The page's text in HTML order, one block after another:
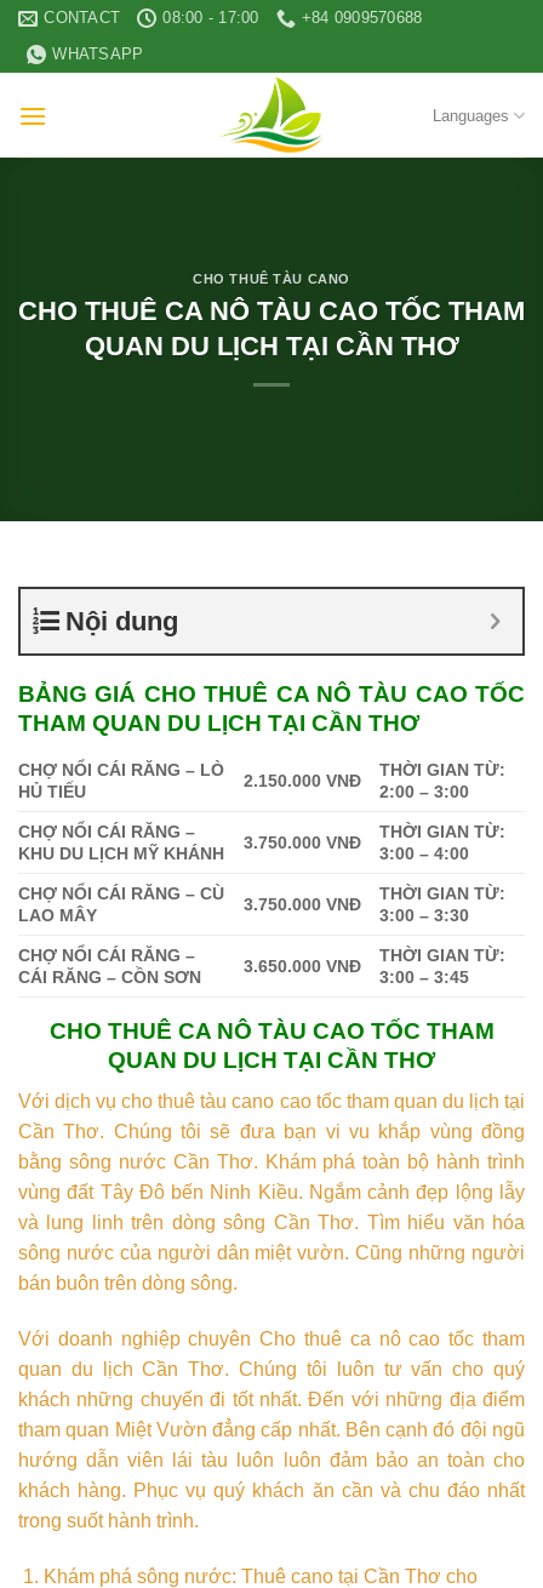
Skip
content
CONTACT 08:00 - 17:00
+84 0909570688
WHATSAPP
Languages
CHO THUÊ TÀU CANO
CHO THUÊ CA NÔ TÀU CAO TỐC THAM
QUAN DU LỊCH TẠI CẦN THƠ
Nội dung
BẢNG GIÁ CHO THUÊ CA NÔ TÀU CAO TỐC
THAM QUAN DU LỊCH TẠI CẦN THƠ
CHỢ NỔI CÁI RĂNG – LÒ
HỦ TIẾU
2.150.000 VNĐ
THỜI GIAN TỪ:
2:00 – 3:00
CHỢ NỔI CÁI RĂNG –
KHU DU LỊCH MỸ KHÁNH
3.750.000 VNĐ
THỜI GIAN TỪ:
3:00 – 4:00
CHỢ NỔI CÁI RĂNG – CÙ
LAO MÂY
3.750.000 VNĐ
THỜI GIAN TỪ:
3:00 – 3:30
CHỢ NỔI CÁI RĂNG –
CÁI RĂNG – CỒN SƠN
3.650.000 VNĐ
THỜI GIAN TỪ:
3:00 – 3:45
CHO THUÊ CA NÔ TÀU CAO TỐC THAM
QUAN DU LỊCH TẠI CẦN THƠ
Với dịch vụ cho thuê tàu cano cao tốc tham quan du lịch tại
Cần Thơ. Chúng tôi sẽ đưa bạn vi vu khắp vùng đồng
bằng sông nước Cần Thơ. Khám phá toàn bộ hành trình
vùng đất Tây Đô bến Ninh Kiều. Ngắm cảnh đẹp lộng lẫy
và lung linh trên dòng sông Cần Thơ. Tìm hiểu văn hóa
sông nước của người dân miệt vườn. Cũng những người
bán buôn trên dòng sông.
Với doanh nghiệp chuyên Cho thuê ca nô cao tốc tham
quan du lịch Cần Thơ. Chúng tôi luôn tư vấn cho quý
khách những chuyến đi tốt nhất. Đến với những địa điểm
tham quan Miệt Vườn đẳng cấp nhất. Bên cạnh đó đội ngũ
hướng dẫn viên lái tàu luôn luôn đảm bảo an toàn cho
khách hàng. Phục vụ quý khách ăn cần và chu đáo nhất
trong suốt hành trình.
Khám phá sông nước: Thuê cano tại Cần Thơ cho